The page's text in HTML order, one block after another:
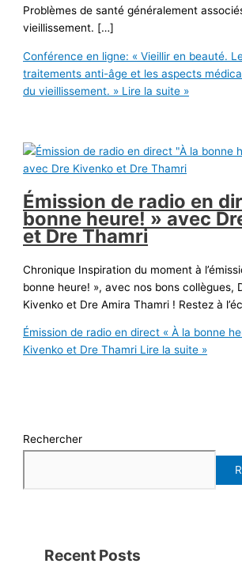
Problèmes de santé généralement
vieillissement. […]
Conférence en ligne: « Vieillir en beauté.
traitements anti-âge et les aspects
du vieillissement. » Lire la suite »
Émission de radio en
bonne heure! » avec
et Dre Thamri
Chronique Inspiration du moment à
bonne heure! », avec nos bons collègues,
Kivenko et Dre Amira Thamri ! Restez à
Émission de radio en direct « À la bonne
Kivenko et Dre Thamri Lire la suite »
Rechercher
Recent Posts